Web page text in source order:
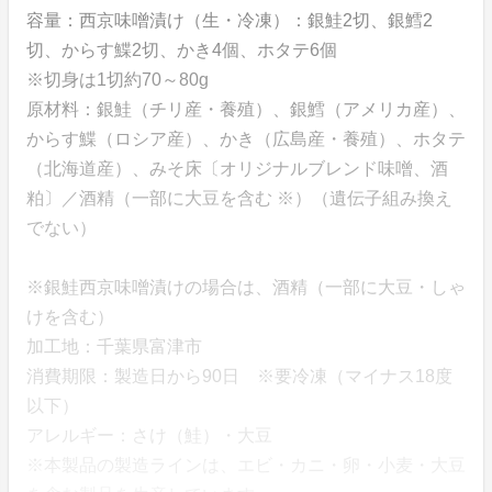
容量：西京味噌漬け（生・冷凍）：銀鮭2切、銀鱈2
切、からす鰈2切、かき4個、ホタテ6個
※切身は1切約70～80g
原材料：銀鮭（チリ産・養殖）、銀鱈（アメリカ産）、
からす鰈（ロシア産）、かき（広島産・養殖）、ホタテ
（北海道産）、みそ床〔オリジナルブレンド味噌、酒
粕〕／酒精（一部に大豆を含む ※）（遺伝子組み換え
でない）
※銀鮭西京味噌漬けの場合は、酒精（一部に大豆・しゃ
けを含む）
加工地：千葉県富津市
消費期限：製造日から90日 ※要冷凍（マイナス18度
以下）
アレルギー：さけ（鮭）・大豆